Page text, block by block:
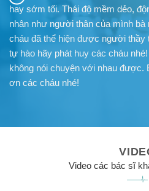
hay sớm tối. Thái độ mềm dẻo,
nhân như người thân của mình
cháu đã thể hiện được người thầy
tự hào hãy phát huy các cháu
không nói chuyện với nhau được.
ơn các cháu nhé!
Video các bác sĩ